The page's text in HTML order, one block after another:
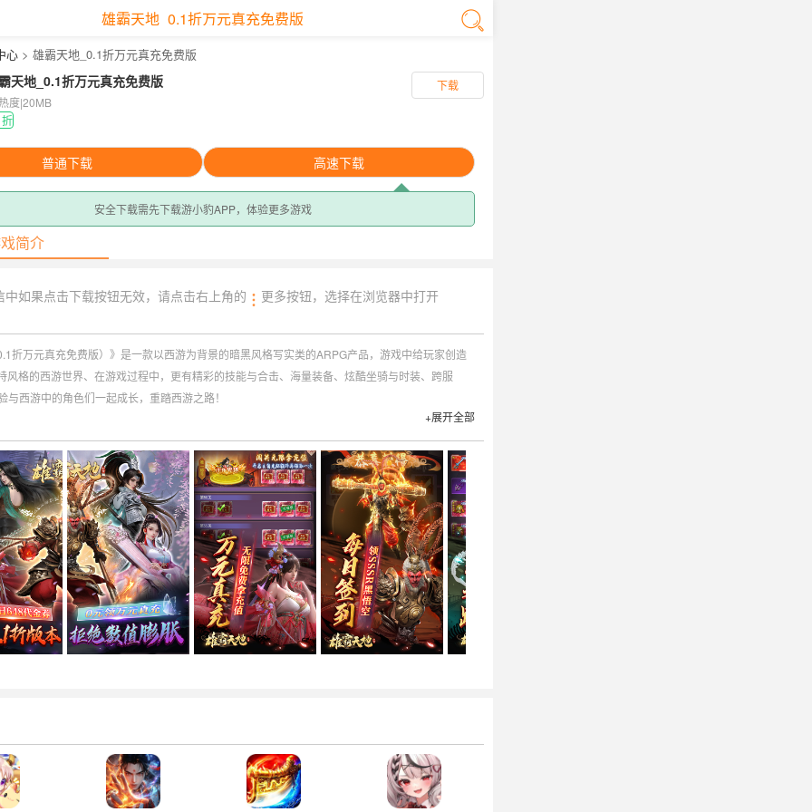
雄霸天地_0.1折万元真充免费版
心 > 雄霸天地_0.1折万元真充免费版
下载
天地_0.1折万元真充免费版
度|20MB
普通下载 高速下载
安全下载需先下载游小豹APP，体验更多游戏
简介
中如果点击下载按钮无效，请点击右上角的 更多按钮，选择在浏览器中打开
折万元真充免费版）》是一款以西游为背景的暗黑风格写实类的ARPG产品，游戏中给玩家创造
风格的西游世界、在游戏过程中，更有精彩的技能与合击、海量装备、炫酷坐骑与时装、跨服
与西游中的角色们一起成长，重踏西游之路！
+展开全部